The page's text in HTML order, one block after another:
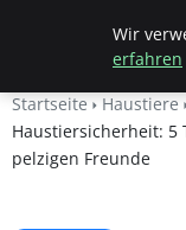
Apemania
Startseite
Haustiere
Haustiersicherheit: 5
pelzigen Freunde
Wir
erfahren